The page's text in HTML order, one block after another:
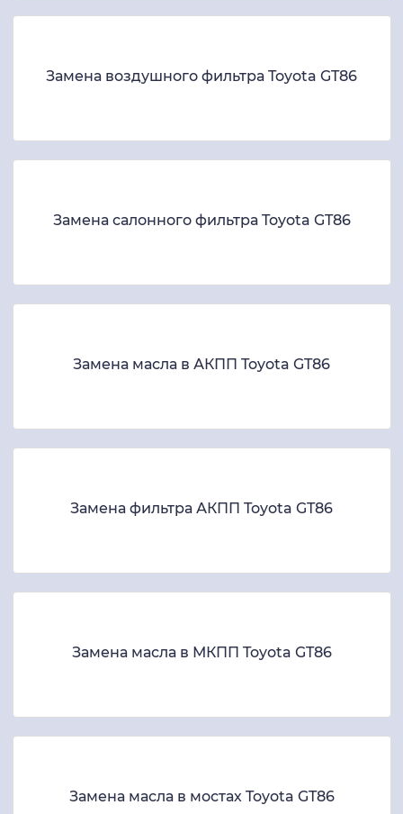
Замена воздушного фильтра Toyota GT86
Замена салонного фильтра Toyota GT86
Замена масла в АКПП Toyota GT86
Замена фильтра АКПП Toyota GT86
Замена масла в МКПП Toyota GT86
Замена масла в мостах Toyota GT86